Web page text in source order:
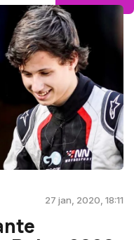
27 jan, 2020, 18:11